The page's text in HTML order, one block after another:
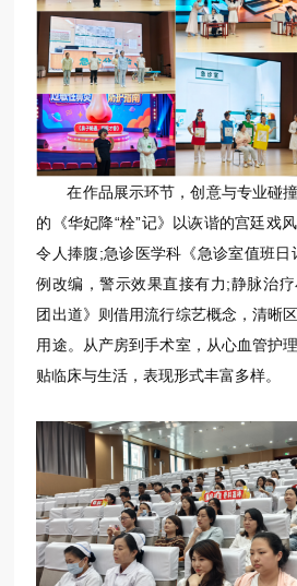
在作品展示环节，创意与专业碰
的《华妃降“栓”记》以诙谐的宫廷戏
令人捧腹;急诊医学科《急诊室值班
例改编，警示效果直接有力;静脉治
团出道》则借用流行综艺概念，清晰
用途。从产房到手术室，从心血管护
贴临床与生活，表现形式丰富多样。